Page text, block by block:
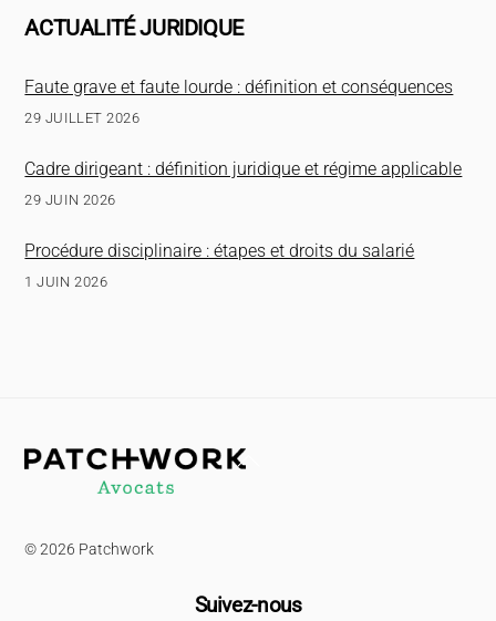
ACTUALITÉ JURIDIQUE
Faute grave et faute lourde : définition et conséquences
29 JUILLET 2026
Cadre dirigeant : définition juridique et régime applicable
29 JUIN 2026
Procédure disciplinaire : étapes et droits du salarié
1 JUIN 2026
© 2026 Patchwork
Suivez-nous